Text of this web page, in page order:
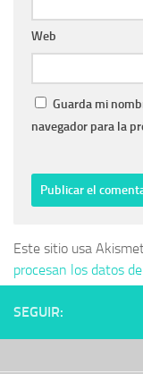
Web
Guarda mi
navegador para la
Este sitio usa
procesan los datos
SEGUIR: